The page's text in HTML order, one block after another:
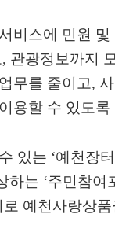
비스에 민원
관광정보까지
무를 줄이고,
용할 수 있도록
있는 ‘예천장
하는 ‘주민참여
예천사랑상